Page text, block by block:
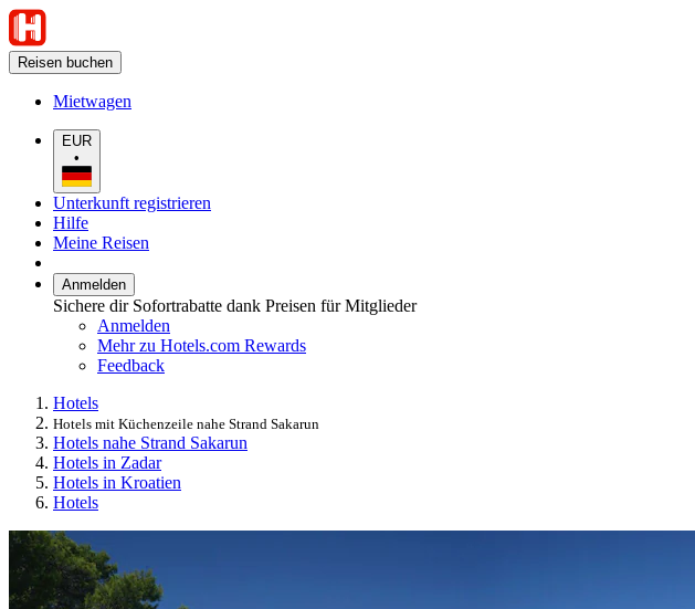
Reisen buchen
Mietwagen
EUR
•
Unterkunft registrieren
Hilfe
Meine Reisen
Anmelden
Sichere dir Sofortrabatte dank Preisen für Mitglieder
Anmelden
Mehr zu Hotels.com Rewards
Feedback
Hotels
Hotels mit Küchenzeile nahe Strand Sakarun
Hotels nahe Strand Sakarun
Hotels in Zadar
Hotels in Kroatien
Hotels